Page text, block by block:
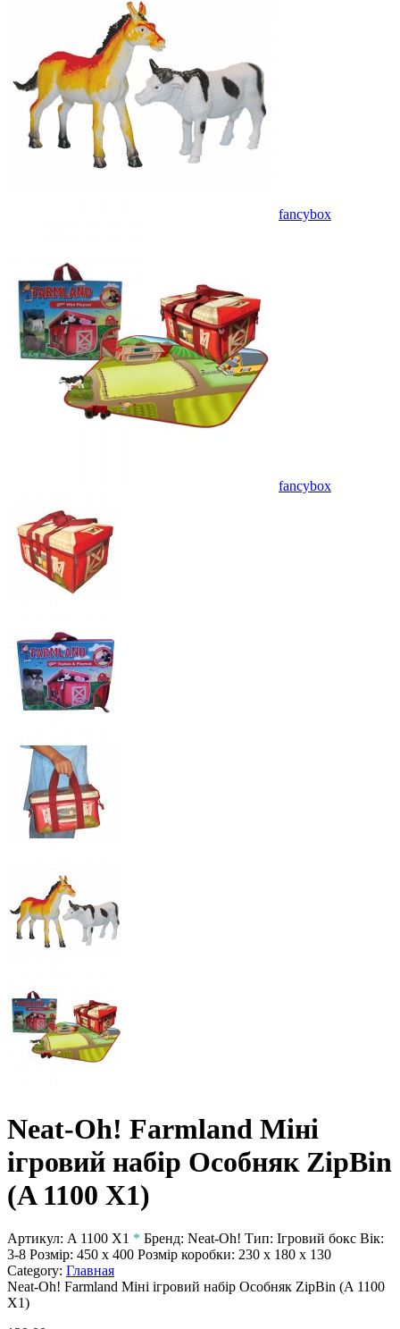
fancybox
fancybox
Neat-Oh! Farmland Міні
ігровий набір Особняк ZipBin
(A 1100 X1)
Артикул: A 1100 X1 * Бренд: Neat-Oh! Тип: Ігровий бокс Вік:
3-8 Розмір: 450 x 400 Розмір коробки: 230 х 180 х 130
Category: Главная
Neat-Oh! Farmland Міні ігровий набір Особняк ZipBin (A 1100
X1)